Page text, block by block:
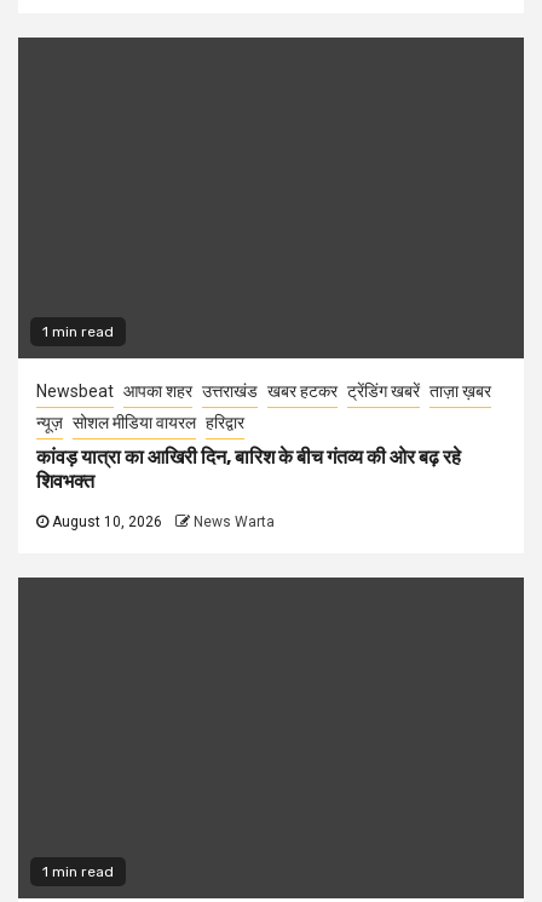
1 min read
Newsbeat आपका शहर उत्तराखंड खबर हटकर ट्रेंडिंग खबरें ताज़ा ख़बर
न्यूज़ सोशल मीडिया वायरल हरिद्वार
कांवड़ यात्रा का आखिरी दिन, बारिश के बीच गंतव्य की ओर बढ़ रहे
शिवभक्त
August 10, 2026 News Warta
1 min read